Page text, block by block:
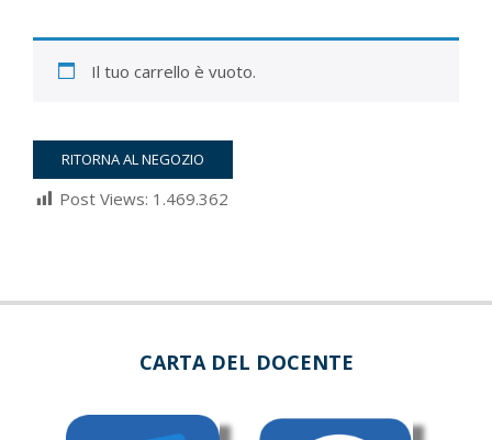
Il tuo carrello è vuoto.
RITORNA AL NEGOZIO
Post Views: 1.469.362
03-
CARTA DEL DOCENTE